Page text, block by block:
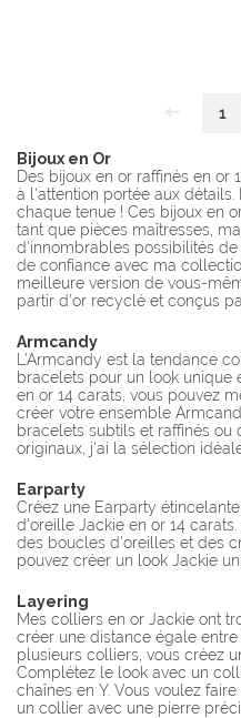
1
Bijoux en Or
Des bijoux en or raffinés en or
à l'attention portée aux
chaque tenue ! Ces bijoux en
tant que pièces maîtresses,
d'innombrables possibilités de
de confiance avec ma
meilleure version de vous-
partir d'or recyclé et conçus
Armcandy
L'Armcandy est la tendance
bracelets pour un look unique
en or 14 carats, vous pouvez
créer votre ensemble
bracelets subtils et raffinés ou
originaux, j'ai la sélection
Earparty
Créez une Earparty
d'oreille Jackie en or 14
des boucles d'oreilles et des
pouvez créer un look Jackie
Layering
Mes colliers en or Jackie ont
créer une distance égale
plusieurs colliers, vous créez
Complétez le look avec un
chaînes en Y. Vous voulez
un collier avec une pierre